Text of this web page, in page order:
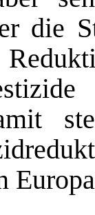
die